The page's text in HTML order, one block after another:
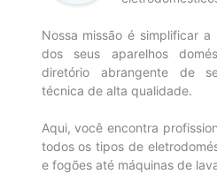
Nossa missão é simplificar
dos seus aparelhos
diretório abrangente de
técnica de alta qualidade.
Aqui, você encontra
todos os tipos de
e fogões até máquinas de